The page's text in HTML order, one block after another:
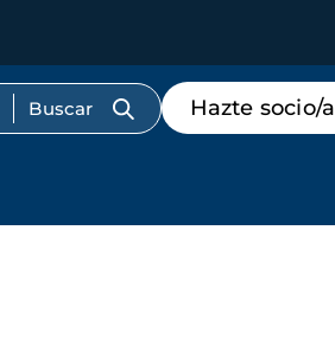
Menú
de
destacados
Hazte socio/a